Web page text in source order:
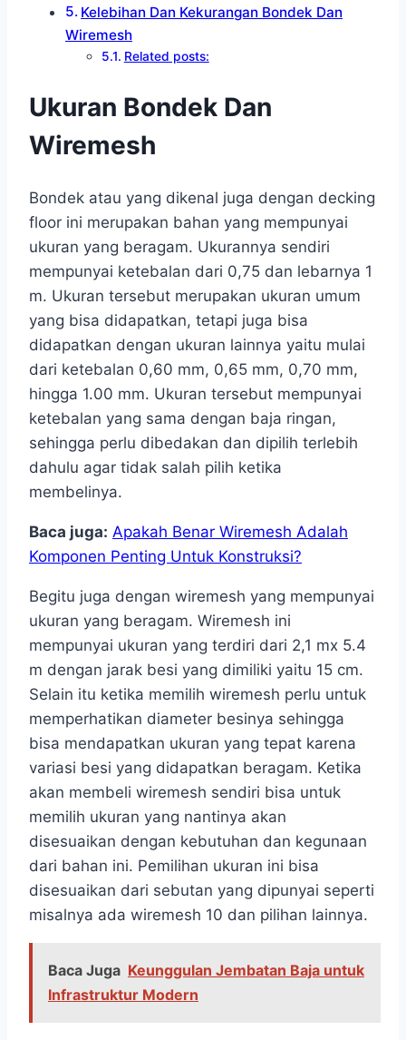
Kelebihan Dan Kekurangan Bondek Dan
Wiremesh
Related posts:
Ukuran Bondek Dan
Wiremesh
Bondek atau yang dikenal juga dengan decking
floor ini merupakan bahan yang mempunyai
ukuran yang beragam. Ukurannya sendiri
mempunyai ketebalan dari 0,75 dan lebarnya 1
m. Ukuran tersebut merupakan ukuran umum
yang bisa didapatkan, tetapi juga bisa
didapatkan dengan ukuran lainnya yaitu mulai
dari ketebalan 0,60 mm, 0,65 mm, 0,70 mm,
hingga 1.00 mm. Ukuran tersebut mempunyai
ketebalan yang sama dengan baja ringan,
sehingga perlu dibedakan dan dipilih terlebih
dahulu agar tidak salah pilih ketika
membelinya.
Baca juga: Apakah Benar Wiremesh Adalah
Komponen Penting Untuk Konstruksi?
Begitu juga dengan wiremesh yang mempunyai
ukuran yang beragam. Wiremesh ini
mempunyai ukuran yang terdiri dari 2,1 mx 5.4
m dengan jarak besi yang dimiliki yaitu 15 cm.
Selain itu ketika memilih wiremesh perlu untuk
memperhatikan diameter besinya sehingga
bisa mendapatkan ukuran yang tepat karena
variasi besi yang didapatkan beragam. Ketika
akan membeli wiremesh sendiri bisa untuk
memilih ukuran yang nantinya akan
disesuaikan dengan kebutuhan dan kegunaan
dari bahan ini. Pemilihan ukuran ini bisa
disesuaikan dari sebutan yang dipunyai seperti
misalnya ada wiremesh 10 dan pilihan lainnya.
Baca Juga Keunggulan Jembatan Baja untuk
Infrastruktur Modern